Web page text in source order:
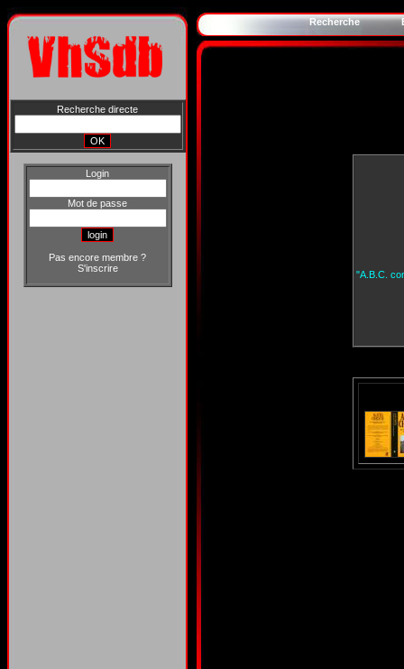
Recherche directe
Login
Mot de passe
Pas encore membre ?
S'inscrire
Recherche
"A.B.C.